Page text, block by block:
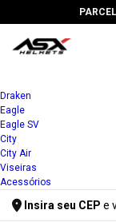
Draken
Eagle
Eagle SV
City
City Air
Viseiras
Acessórios
Insira seu CEP e